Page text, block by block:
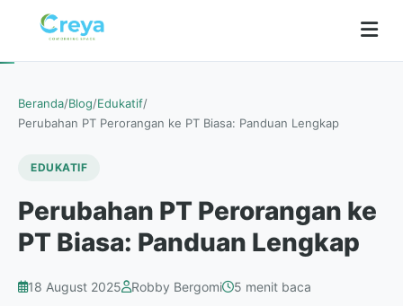
Beranda/Blog/Edukatif/
Perubahan PT Perorangan ke PT Biasa: Panduan Lengkap
EDUKATIF
Perubahan PT Perorangan ke
PT Biasa: Panduan Lengkap
18 August 2025 Robby Bergomi 5 menit baca